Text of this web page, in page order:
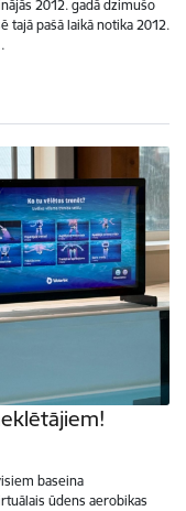
2012. gadā dzimušo
tajā pašā laikā notika 2012.
baseina
ūdens aerobikas